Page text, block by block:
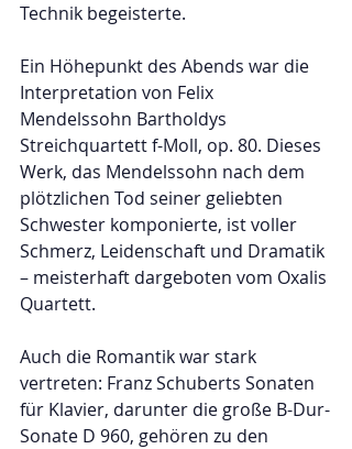
Technik begeisterte.
Ein Höhepunkt des Abends war die
Interpretation von Felix
Mendelssohn Bartholdys
Streichquartett f-Moll, op. 80. Dieses
Werk, das Mendelssohn nach dem
plötzlichen Tod seiner geliebten
Schwester komponierte, ist voller
Schmerz, Leidenschaft und Dramatik
– meisterhaft dargeboten vom Oxalis
Quartett.
Auch die Romantik war stark
vertreten: Franz Schuberts Sonaten
für Klavier, darunter die große B-Dur-
Sonate D 960, gehören zu den